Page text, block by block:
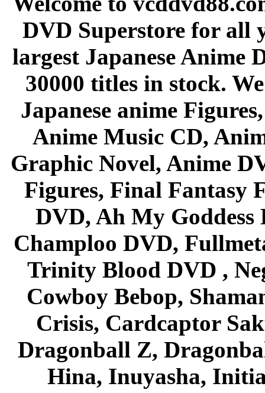
DVD Superstore for all
largest Japanese Anime
30000 titles in stock.
Japanese anime
Anime Music CD,
Graphic Novel, Anime
Figures, Final Fantasy
DVD, Ah My Goddess
Champloo DVD,
Trinity Blood DVD ,
Cowboy Bebop,
Crisis, Cardcaptor
Dragonball Z,
Hina, Inuyasha,